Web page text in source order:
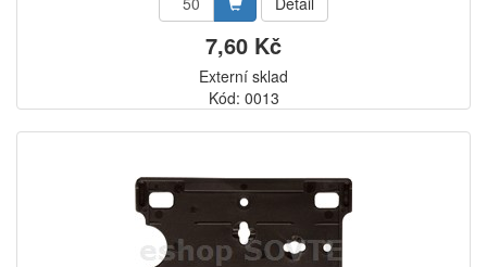
7,60 Kč
Externí sklad
Kód: 0013